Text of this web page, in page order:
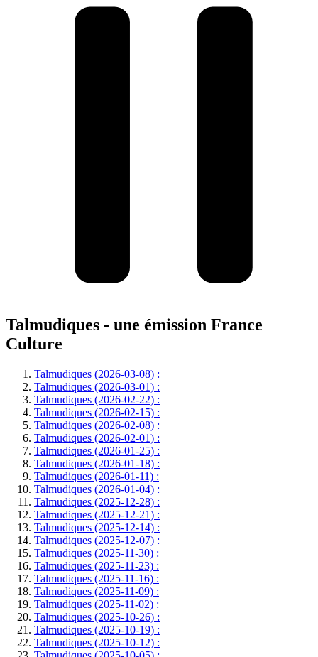
Talmudiques - une émission France
Culture
Talmudiques (2026-03-08) :
Talmudiques (2026-03-01) :
Talmudiques (2026-02-22) :
Talmudiques (2026-02-15) :
Talmudiques (2026-02-08) :
Talmudiques (2026-02-01) :
Talmudiques (2026-01-25) :
Talmudiques (2026-01-18) :
Talmudiques (2026-01-11) :
Talmudiques (2026-01-04) :
Talmudiques (2025-12-28) :
Talmudiques (2025-12-21) :
Talmudiques (2025-12-14) :
Talmudiques (2025-12-07) :
Talmudiques (2025-11-30) :
Talmudiques (2025-11-23) :
Talmudiques (2025-11-16) :
Talmudiques (2025-11-09) :
Talmudiques (2025-11-02) :
Talmudiques (2025-10-26) :
Talmudiques (2025-10-19) :
Talmudiques (2025-10-12) :